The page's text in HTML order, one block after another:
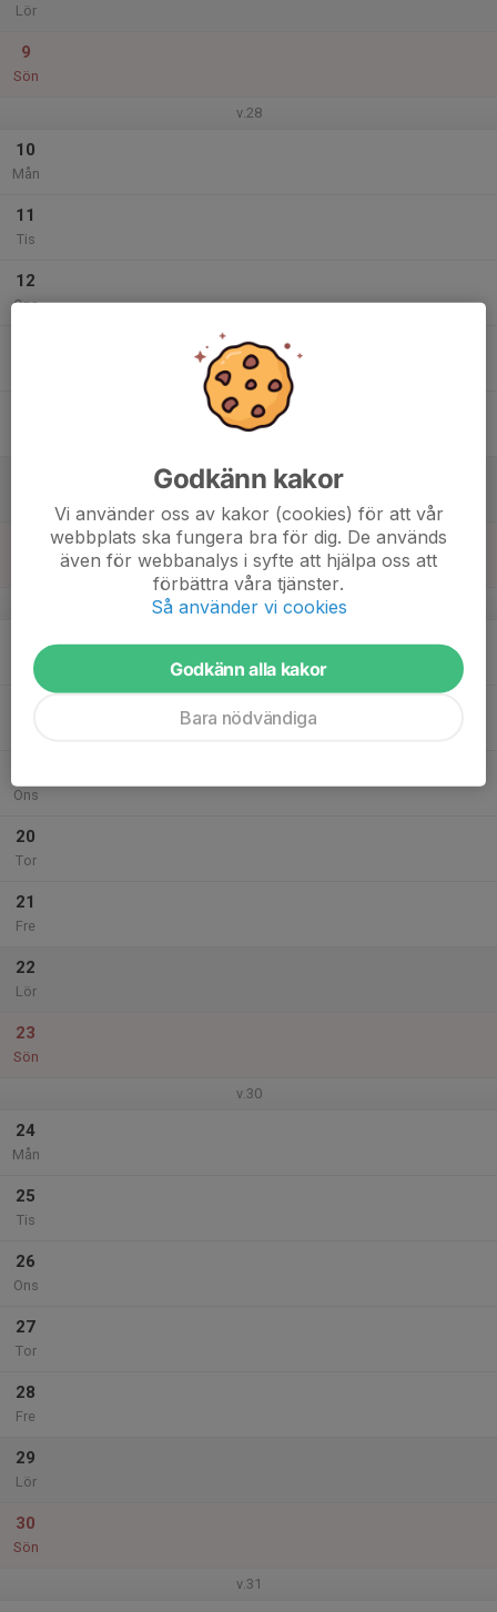
Lör
9
Sön
v.28
10
Mån
11
Tis
12
Ons
v.29
Mån
Ons
20
Tor
21
Fre
22
Lör
23
Sön
v.30
24
Mån
25
Tis
26
Ons
27
Tor
28
Fre
29
Lör
30
Sön
v.31
Godkänn kakor
Vi använder oss av kakor (cookies) för att vår
webbplats ska fungera bra för dig. De används
även för webbanalys i syfte att hjälpa oss att
förbättra våra tjänster.
Så använder vi cookies
Godkänn alla kakor
Bara nödvändiga